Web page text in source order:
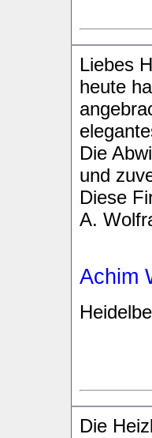
Liebes
heute
Die
und
Diese
A.
Achim
Die